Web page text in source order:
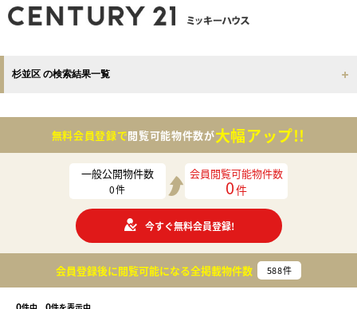
杉並区 の検索結果一覧
無料会員登録で閲覧可能物件数が大幅アップ!!
一般公開物件数
0件
会員閲覧可能物件数
0件
今すぐ無料会員登録!
会員登録後に閲覧可能になる全掲載物件数 588件
0 0